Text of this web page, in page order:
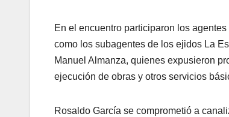
En el encuentro participaron los
como los subagentes de los ejidos La
Manuel Almanza, quienes expusieron
ejecución de obras y otros servicios
Rosaldo García se comprometió a